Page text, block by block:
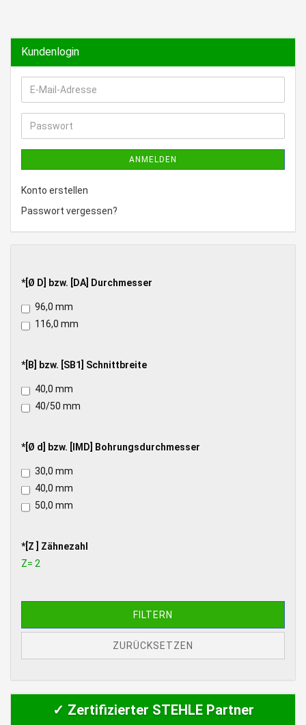
Kundenlogin
E-
Mail-
Adresse
Passwort
ANMELDEN
Konto erstellen
Passwort vergessen?
*
D]
BZW.
*[Ø D] bzw. [DA] Durchmesser
96,0 mm
116,0 mm
*
BZW.
[SB1]
*[B] bzw. [SB1] Schnittbreite
40,0 mm
40/50 mm
*
D]
BZW.
[IMD]
BOHRUNGSDURCHMESSER
*[Ø d] bzw. [IMD] Bohrungsdurchmesser
30,0 mm
40,0 mm
50,0 mm
*
[Z
*[Z ] Zähnezahl
Z= 2
FILTERN
ZURÜCKSETZEN
✓ Zertifizierter STEHLE Partner